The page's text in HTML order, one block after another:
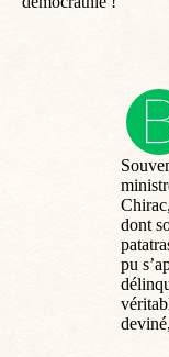
dont
pu